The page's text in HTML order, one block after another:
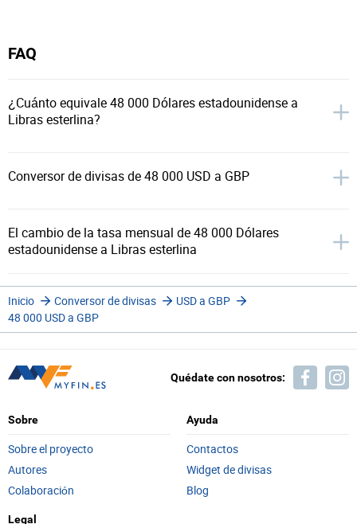
FAQ
¿Cuánto equivale 48 000 Dólares estadounidense a
Libras esterlina?
Conversor de divisas de 48 000 USD a GBP
El cambio de la tasa mensual de 48 000 Dólares
estadounidense a Libras esterlina
Inicio Conversor de divisas
USD a GBP
48 000 USD a GBP
Quédate con nosotros:
Sobre
Sobre el proyecto
Autores
Colaboración
Ayuda
Contactos
Widget de divisas
Blog
Legal